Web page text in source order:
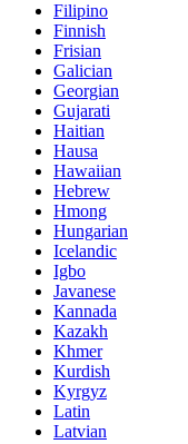
Filipino
Finnish
Frisian
Galician
Georgian
Gujarati
Haitian
Hausa
Hawaiian
Hebrew
Hmong
Hungarian
Icelandic
Igbo
Javanese
Kannada
Kazakh
Khmer
Kurdish
Kyrgyz
Latin
Latvian